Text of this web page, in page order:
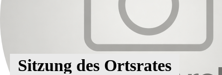
Sitzung des Ortsrates